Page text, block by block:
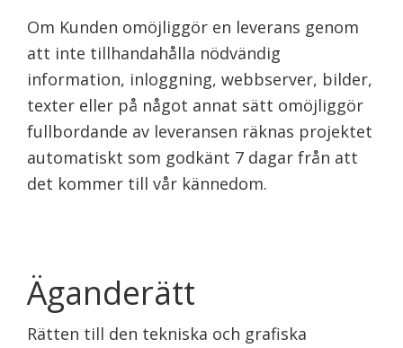
Om Kunden omöjliggör en leverans genom
att inte tillhandahålla nödvändig
information, inloggning, webbserver, bilder,
texter eller på något annat sätt omöjliggör
fullbordande av leveransen räknas projektet
automatiskt som godkänt 7 dagar från att
det kommer till vår kännedom.
Äganderätt
Rätten till den tekniska och grafiska